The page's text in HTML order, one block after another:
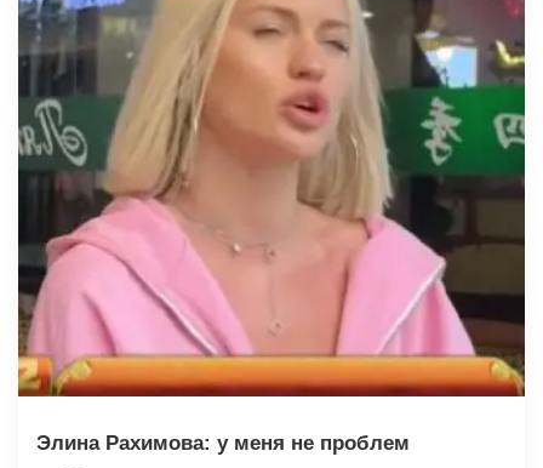
Элина Рахимова: у меня не проблем